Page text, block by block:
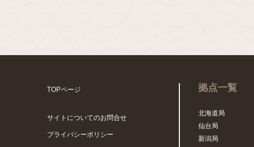
TOPページ
サイトについてのお問合せ
プライバシーポリシー
拠点一覧
北海道局
仙台局
新潟局